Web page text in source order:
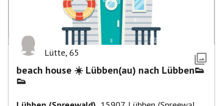
Lütte, 65
beach house ☀️ Lübben(au) nach Lübben👟
👟